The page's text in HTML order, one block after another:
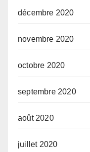
décembre 2020
novembre 2020
octobre 2020
septembre 2020
août 2020
juillet 2020